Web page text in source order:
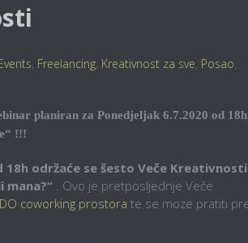
, Freelancing, Kreativnost za sve, Posao,
planiran za Ponedjeljak 6.7.2020 od
!!!
18h održaće se šesto Veče Kreativnosti
. Ovo je pretposljednje Veče
coworking prostora te se moze pratiti